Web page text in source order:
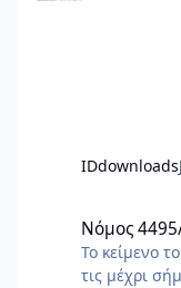
IDdownloads
Νόμος
Το κείμενο
τις μέχρι